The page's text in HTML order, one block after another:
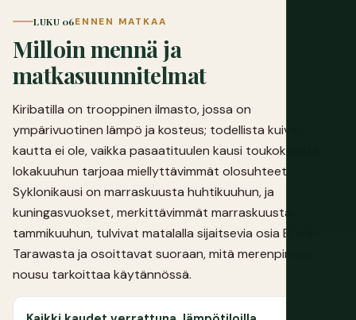
LUKU 06ENNEN MATKAA
Milloin mennä ja
matkasuunnitelmat
Kiribatilla on trooppinen ilmasto, jossa on
ympärivuotinen lämpö ja kosteus; todellista kuivaa
kautta ei ole, vaikka pasaatituulen kausi toukokuusta
lokakuuhun tarjoaa miellyttävimmät olosuhteet.
Syklonikausi on marraskuusta huhtikuuhun, ja
kuningasvuokset, merkittävimmät marraskuusta
tammikuuhun, tulvivat matalalla sijaitsevia osia Etelä-
Tarawasta ja osoittavat suoraan, mitä merenpinnan
nousu tarkoittaa käytännössä.